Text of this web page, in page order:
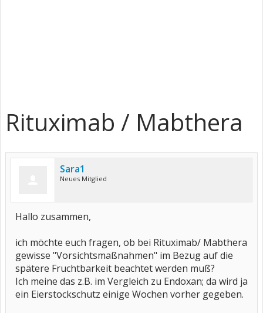
Rituximab / Mabthera
Sara1
Neues Mitglied
Hallo zusammen,
ich möchte euch fragen, ob bei Rituximab/ Mabthera
gewisse "Vorsichtsmaßnahmen" im Bezug auf die
spätere Fruchtbarkeit beachtet werden muß?
Ich meine das z.B. im Vergleich zu Endoxan; da wird ja
ein Eierstockschutz einige Wochen vorher gegeben.